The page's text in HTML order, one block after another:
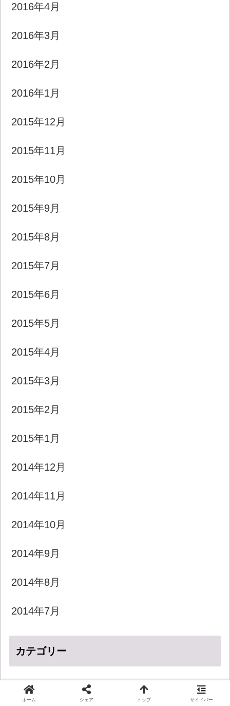
2016年4月
2016年3月
2016年2月
2016年1月
2015年12月
2015年11月
2015年10月
2015年9月
2015年8月
2015年7月
2015年6月
2015年5月
2015年4月
2015年3月
2015年2月
2015年1月
2014年12月
2014年11月
2014年10月
2014年9月
2014年8月
2014年7月
カテゴリー
LGBT
ホーム シェア トップ サイドバー